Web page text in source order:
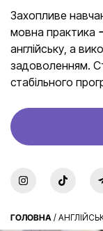
Захопливе
мовна практика
англійську, а
задоволенням.
стабільного
ГОЛОВНА /